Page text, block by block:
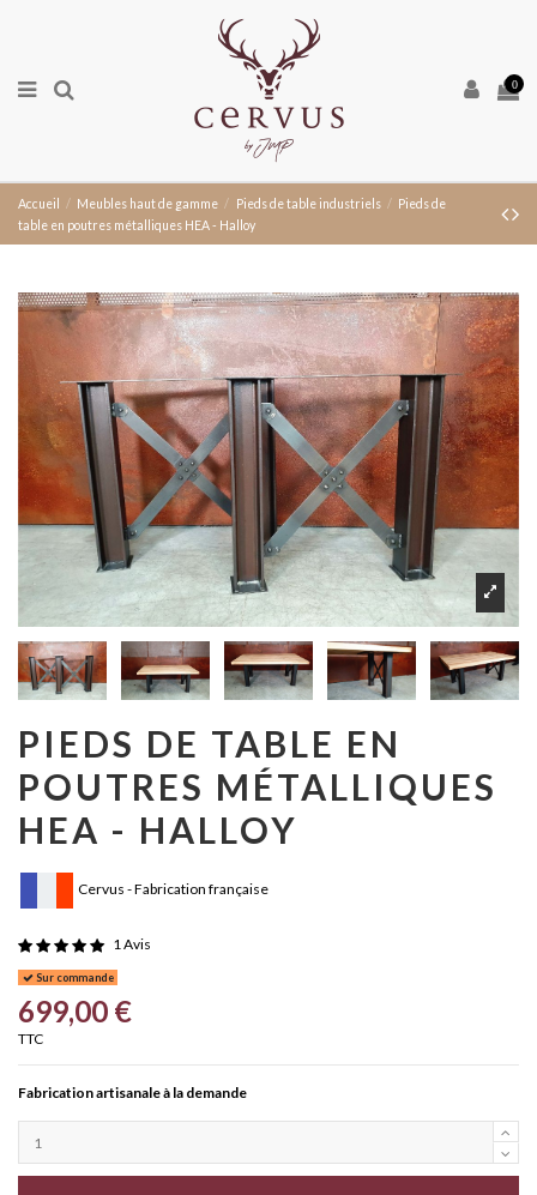
0
Accueil Meubles haut de gamme Pieds de table industriels
Pieds de
table en poutres métalliques HEA - Halloy
PIEDS DE TABLE EN
POUTRES MÉTALLIQUES
HEA - HALLOY
Cervus - Fabrication française
1 Avis
Sur commande
699,00 €
TTC
Fabrication artisanale à la demande